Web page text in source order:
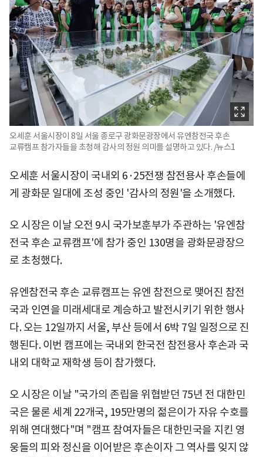
오세훈 서울시장이 8일 서울 종로구 광화문광장에서 유엔참전국 후손
교류캠프 참가자들을 초청해 감사의 정원 의미를 설명하고 있다. /뉴스1
오세훈 서울시장이 국내외 6·25전쟁 참전용사 후손들에
게 광화문 일대에 조성 중인 '감사의 정원'을 소개했다.
오 시장은 이날 오전 9시 국가보훈부가 주관하는 '유엔참
전국 후손 교류캠프'에 참가 중인 130명을 광화문광장으
로 초청했다.
유엔참전국 후손 교류캠프는 유엔 참전으로 맺어진 참전
국과 인연을 미래세대로 계승하고 발전시키기 위한 행사
다. 오는 12일까지 서울, 부산 등에서 6박 7일 일정으로 진
행된다. 이번 캠프에는 국내외 한국전 참전용사 후손과 국
내외 대학교 재학생 등이 참가했다.
오 시장은 이날 "국가의 존립을 위협받던 75년 전 대한민
국은 물론 세계 22개국, 195만명의 젊은이가 자유 수호를
위해 연대했다"며 "캠프 참여자들은 대한민국을 지킨 영
웅들의 피와 정신을 이어받은 후손이자 그 역사를 잊지 않